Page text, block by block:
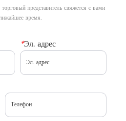
представитель свяжется с вами
время.
*Эл. адрес